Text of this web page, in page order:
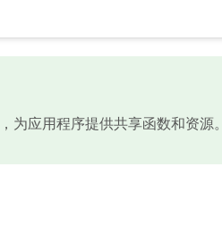
为应用程序提供共享函数和资源。